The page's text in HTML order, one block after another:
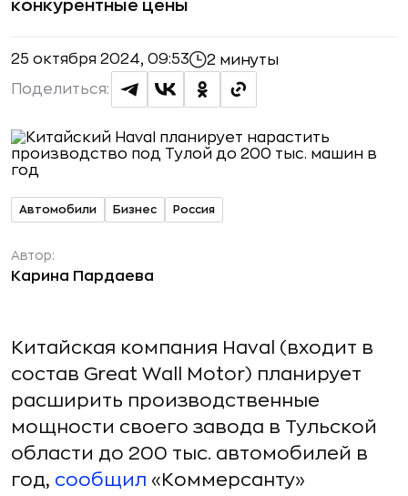
конкурентные цены
25 октября 2024, 09:53 2 минуты
Поделиться:
Автомобили Бизнес Россия
Автор:
Карина Пардаева
Китайская компания Haval (входит в
состав Great Wall Motor) планирует
расширить производственные
мощности своего завода в Тульской
области до 200 тыс. автомобилей в
год, сообщил «Коммерсанту»